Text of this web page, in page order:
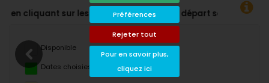
Préférences
Rejeter tout
Pour en savoir plus,
cliquez ici
et de départ souhaitées !
Disponible
Dates choisies